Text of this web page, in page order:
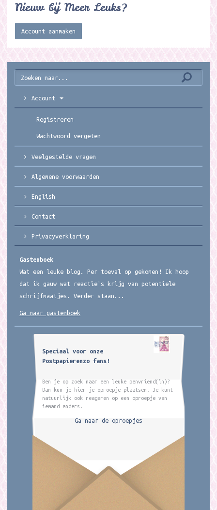
Nieuw bij Meer Leuks?
Account aanmaken
Account
Registreren
Wachtwoord vergeten
Veelgestelde vragen
Algemene voorwaarden
English
Contact
Privacyverklaring
Gastenboek
Wat een leuke blog. Per toeval op gekomen! Ik hoop
dat ik gauw wat reactie's krijg van potentiele
schrijfmaatjes. Verder staan...
Ga naar gastenboek
Speciaal voor onze
Postpapierenzo fans!
Ben je op zoek naar een leuke penvriend(in)?
Dan kun je hier je oproepje plaatsen. Je kunt
natuurlijk ook reageren op een oproepje van
iemand anders.
Ga naar de oproepjes